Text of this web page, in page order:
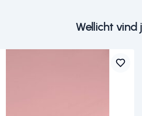
Wellicht vind